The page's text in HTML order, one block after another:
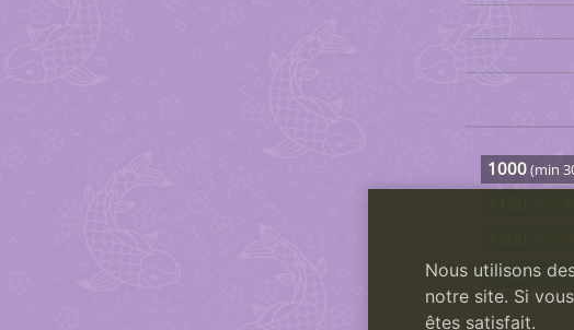
1000(min
1930(min
Nous utilisons
notre site. Si
êtes satisfait.